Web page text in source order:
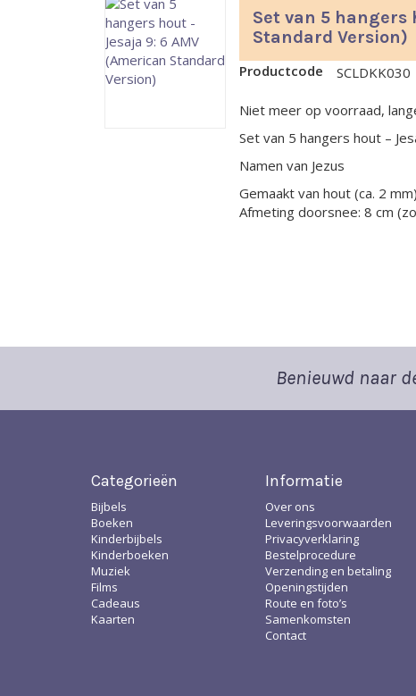
Set van 5 hangers
Standard Version)
Productcode SCLDKK030
Niet meer op voorraad,
Set van 5 hangers hout –
Namen van Jezus
Gemaakt van hout (ca. 2
Afmeting doorsnee: 8 cm
Benieuwd naar
Categorieën
Bijbels
Boeken
Kinderbijbels
Kinderboeken
Muziek
Films
Cadeaus
Kaarten
Informatie
Over ons
Leveringsvoorwaarden
Privacyverklaring
Bestelprocedure
Verzending en betaling
Openingstijden
Route en foto’s
Samenkomsten
Contact